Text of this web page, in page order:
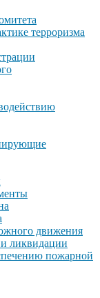
терроризма
движения
ликвидации
пожарной